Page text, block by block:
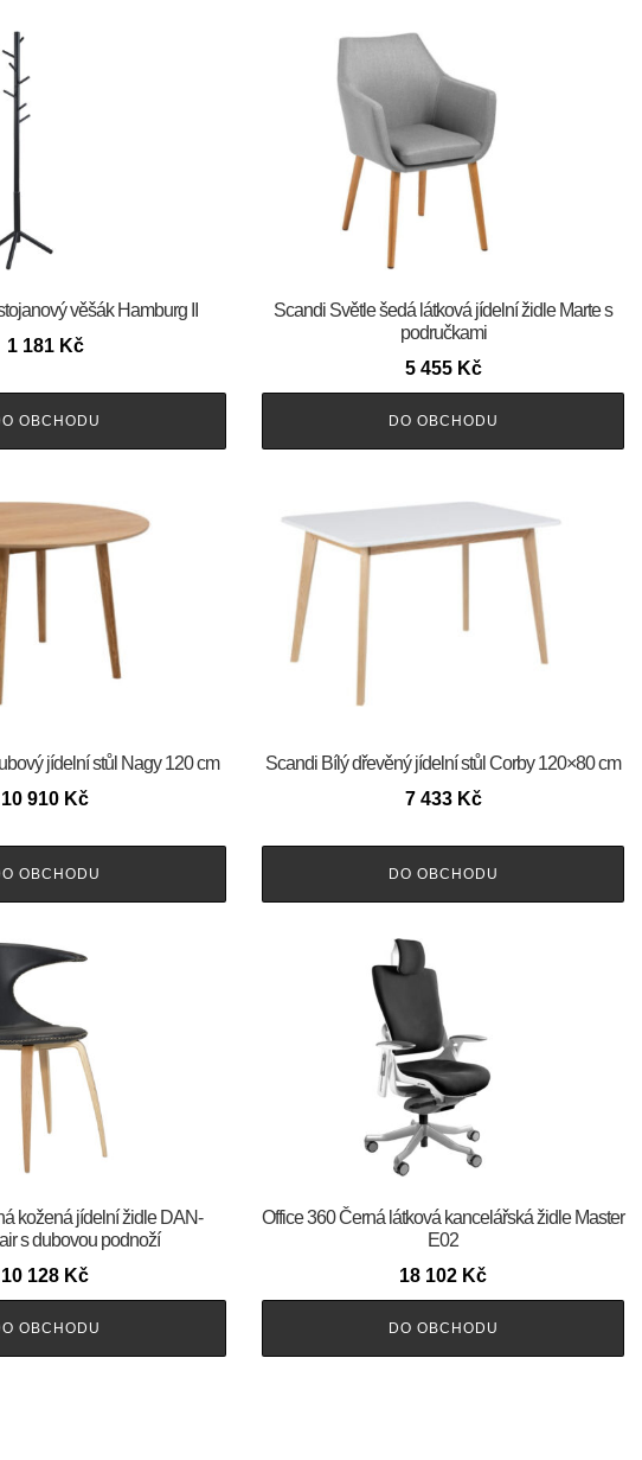
věšák Hamburg II
1 181 Kč
OBCHODU
Scandi Světle šedá látková jídelní židle Marte s
područkami
5 455 Kč
DO OBCHODU
jídelní stůl Nagy 120 cm
10 910 Kč
OBCHODU
Scandi Bílý dřevěný jídelní stůl Corby 120×80 cm
7 433 Kč
DO OBCHODU
kožená jídelní židle DAN-
s dubovou podnoží
10 128 Kč
OBCHODU
Office 360 Černá látková kancelářská židle Master
E02
18 102 Kč
DO OBCHODU